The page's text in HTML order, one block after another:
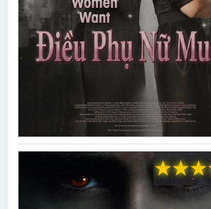
★
★
★